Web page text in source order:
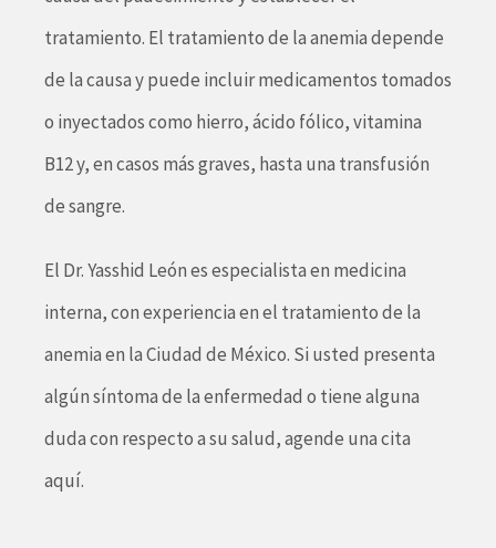
tratamiento. El tratamiento de la anemia depende
de la causa y puede incluir medicamentos tomados
o inyectados como hierro, ácido fólico, vitamina
B12 y, en casos más graves, hasta una transfusión
de sangre.
El Dr. Yasshid León es especialista en medicina
interna, con experiencia en el tratamiento de la
anemia en la Ciudad de México. Si usted presenta
algún síntoma de la enfermedad o tiene alguna
duda con respecto a su salud, agende una cita
aquí.